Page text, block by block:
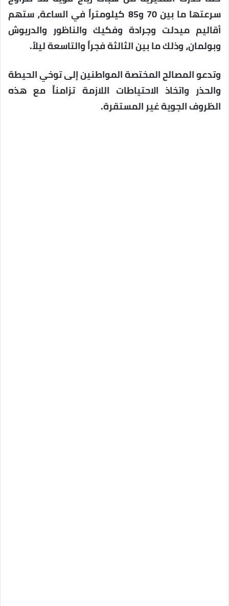
سرعتها ما بين 70 و85 كيلومتراً في الساعة، ستهم
أقاليم ميدلت وجرادة وفكيك والناظور والدريوش
وبولمان، وذلك ما بين الثالثة فجراً والتاسعة ليلاً.
وتدعو المصالح المختصة المواطنين إلى توخي الحيطة
والحذر واتخاذ الاحتياطات اللازمة تزامناً مع هذه
الظروف الجوية غير المستقرة.